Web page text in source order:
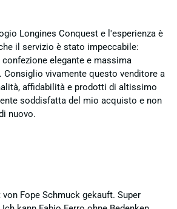
Longines Conquest e l'esperienza è
il servizio è stato impeccabile:
elegante e massima
Consiglio vivamente questo venditore a
affidabilità e prodotti di altissimo
soddisfatta del mio acquisto e non
nuovo.
Fope Schmuck gekauft. Super